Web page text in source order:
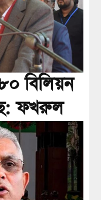
বিলিয়ন
ফখরুল